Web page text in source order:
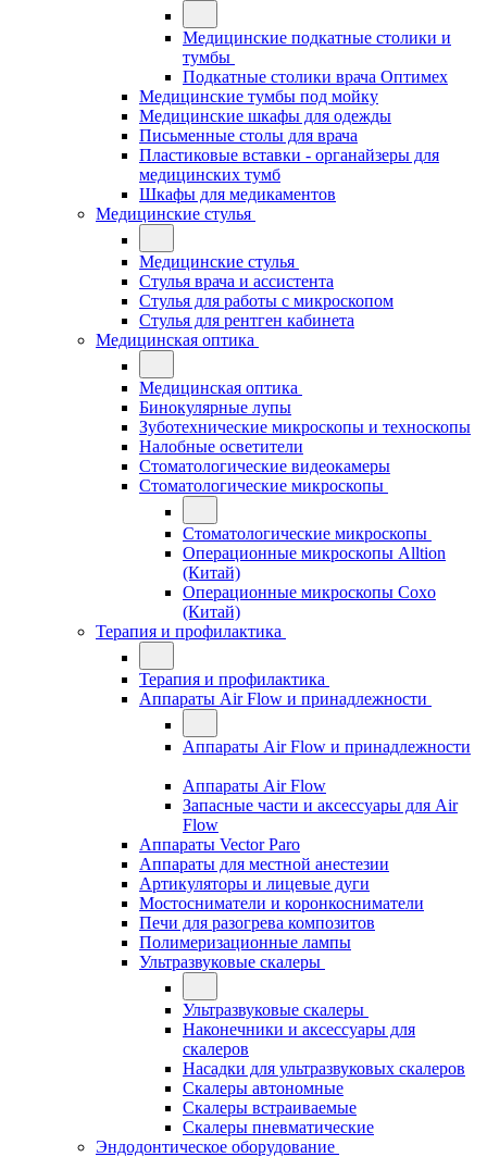
Медицинские подкатные столики и
тумбы
Подкатные столики врача Оптимех
Медицинские тумбы под мойку
Медицинские шкафы для одежды
Письменные столы для врача
Пластиковые вставки - органайзеры для
медицинских тумб
Шкафы для медикаментов
Медицинские стулья
Медицинские стулья
Стулья врача и ассистента
Стулья для работы с микроскопом
Стулья для рентген кабинета
Медицинская оптика
Медицинская оптика
Бинокулярные лупы
Зуботехнические микроскопы и техноскопы
Налобные осветители
Стоматологические видеокамеры
Стоматологические микроскопы
Стоматологические микроскопы
Операционные микроскопы Alltion
(Китай)
Операционные микроскопы Coxo
(Китай)
Терапия и профилактика
Терапия и профилактика
Аппараты Air Flow и принадлежности
Аппараты Air Flow и принадлежности
Аппараты Air Flow
Запасные части и аксессуары для Air
Flow
Аппараты Vector Paro
Аппараты для местной анестезии
Артикуляторы и лицевые дуги
Мостосниматели и коронкосниматели
Печи для разогрева композитов
Полимеризационные лампы
Ультразвуковые скалеры
Ультразвуковые скалеры
Наконечники и аксессуары для
скалеров
Насадки для ультразвуковых скалеров
Скалеры автономные
Скалеры встраиваемые
Скалеры пневматические
Эндодонтическое оборудование